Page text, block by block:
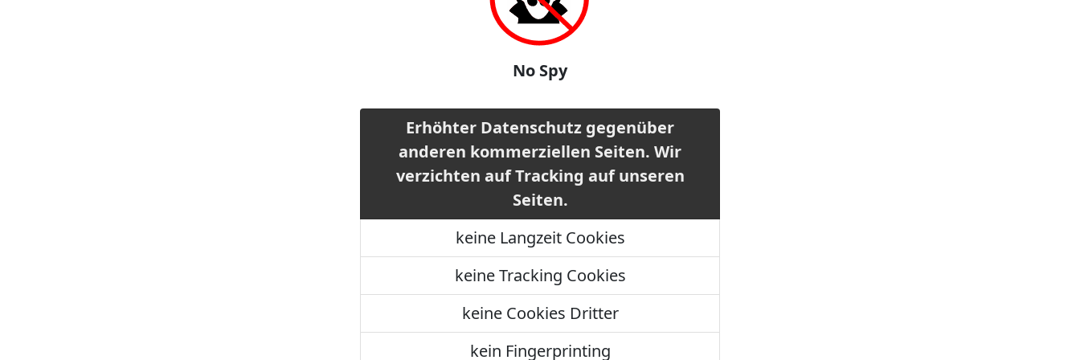
No Spy
Erhöhter Datenschutz gegenüber
anderen kommerziellen Seiten. Wir
verzichten auf Tracking auf unseren
Seiten.
keine Langzeit Cookies
keine Tracking Cookies
keine Cookies Dritter
kein Fingerprinting